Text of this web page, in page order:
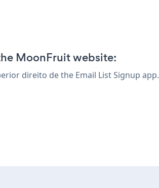
MoonFruit website:
direito de the Email List Signup app.